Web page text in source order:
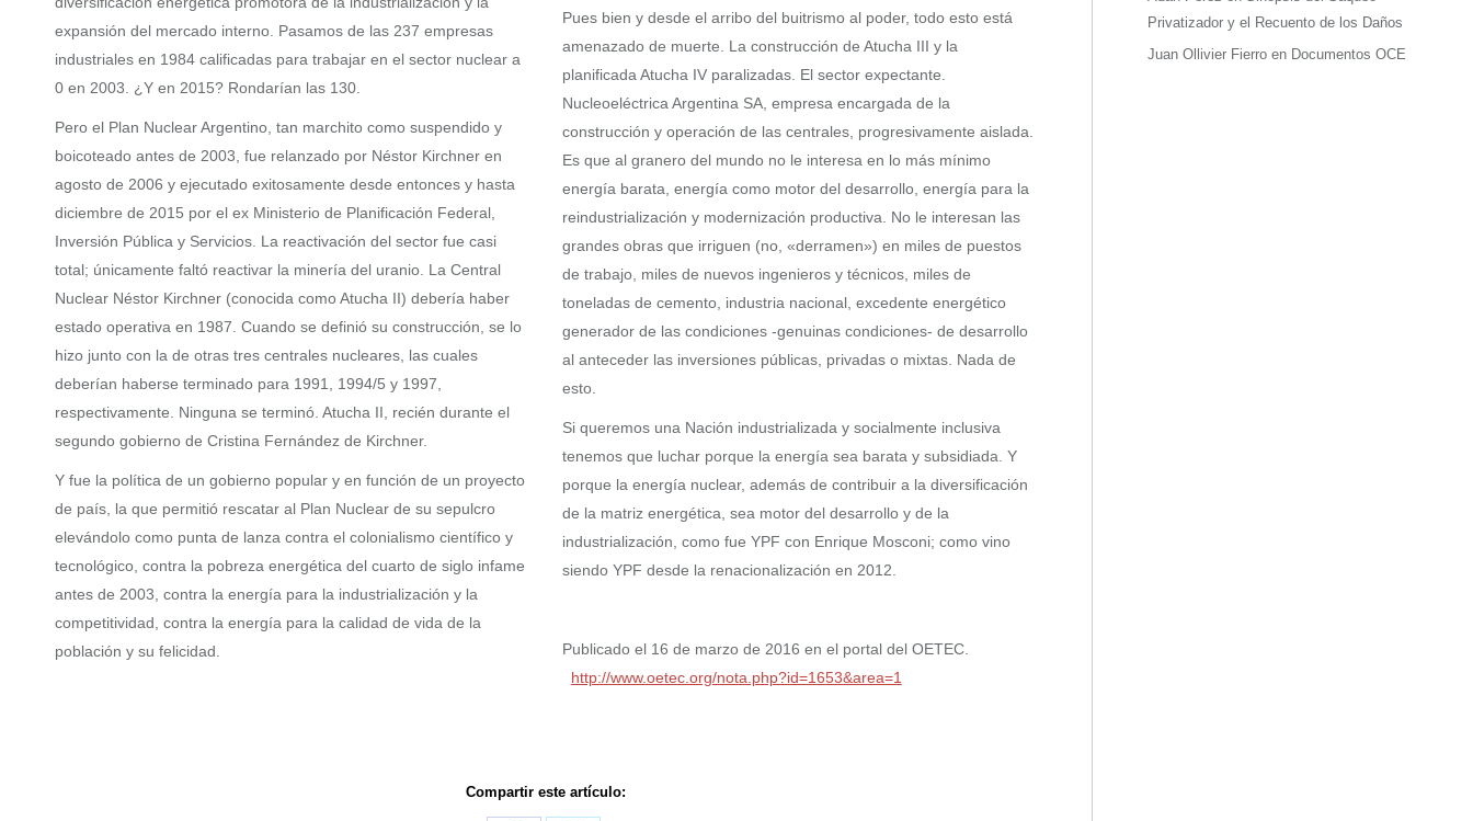
expansión del mercado interno. Pasamos de las 237 empresas
industriales en 1984 calificadas para trabajar en el sector nuclear a
0 en 2003. ¿Y en 2015? Rondarían las 130.
Pero el Plan Nuclear Argentino, tan marchito como suspendido y
boicoteado antes de 2003, fue relanzado por Néstor Kirchner en
agosto de 2006 y ejecutado exitosamente desde entonces y hasta
diciembre de 2015 por el ex Ministerio de Planificación Federal,
Inversión Pública y Servicios. La reactivación del sector fue casi
total; únicamente faltó reactivar la minería del uranio. La Central
Nuclear Néstor Kirchner (conocida como Atucha II) debería haber
estado operativa en 1987. Cuando se definió su construcción, se lo
hizo junto con la de otras tres centrales nucleares, las cuales
deberían haberse terminado para 1991, 1994/5 y 1997,
respectivamente. Ninguna se terminó. Atucha II, recién durante el
segundo gobierno de Cristina Fernández de Kirchner.
Y fue la política de un gobierno popular y en función de un proyecto
de país, la que permitió rescatar al Plan Nuclear de su sepulcro
elevándolo como punta de lanza contra el colonialismo científico y
tecnológico, contra la pobreza energética del cuarto de siglo infame
antes de 2003, contra la energía para la industrialización y la
competitividad, contra la energía para la calidad de vida de la
población y su felicidad.
Pues bien y desde el arribo del buitrismo al poder, todo esto está
amenazado de muerte. La construcción de Atucha III y la
planificada Atucha IV paralizadas. El sector expectante.
Nucleoeléctrica Argentina SA, empresa encargada de la
construcción y operación de las centrales, progresivamente aislada.
Es que al granero del mundo no le interesa en lo más mínimo
energía barata, energía como motor del desarrollo, energía para la
reindustrialización y modernización productiva. No le interesan las
grandes obras que irriguen (no, «derramen») en miles de puestos
de trabajo, miles de nuevos ingenieros y técnicos, miles de
toneladas de cemento, industria nacional, excedente energético
generador de las condiciones -genuinas condiciones- de desarrollo
al anteceder las inversiones públicas, privadas o mixtas. Nada de
esto.
Si queremos una Nación industrializada y socialmente inclusiva
tenemos que luchar porque la energía sea barata y subsidiada. Y
porque la energía nuclear, además de contribuir a la diversificación
de la matriz energética, sea motor del desarrollo y de la
industrialización, como fue YPF con Enrique Mosconi; como vino
siendo YPF desde la renacionalización en 2012.
Publicado el 16 de marzo de 2016 en el portal del OETEC.
http://www.oetec.org/nota.php?id=1653&area=1
Compartir este artículo:
Privatizador y el Recuento de los Daños
Juan Ollivier Fierroen Documentos OCE